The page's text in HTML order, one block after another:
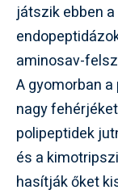
játszik ebben
aminosav-
A gyomorban
nagy
polipeptidek
és a
hasítják őket